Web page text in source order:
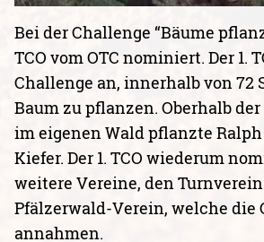
Bei der Challenge “Bäume
TCO vom OTC nominiert. Der 1.
Challenge an, innerhalb von 72
Baum zu pflanzen. Oberhalb
im eigenen Wald pflanzte
Kiefer. Der 1. TCO wiederum
weitere Vereine, den
Pfälzerwald-Verein, welche die
annahmen.